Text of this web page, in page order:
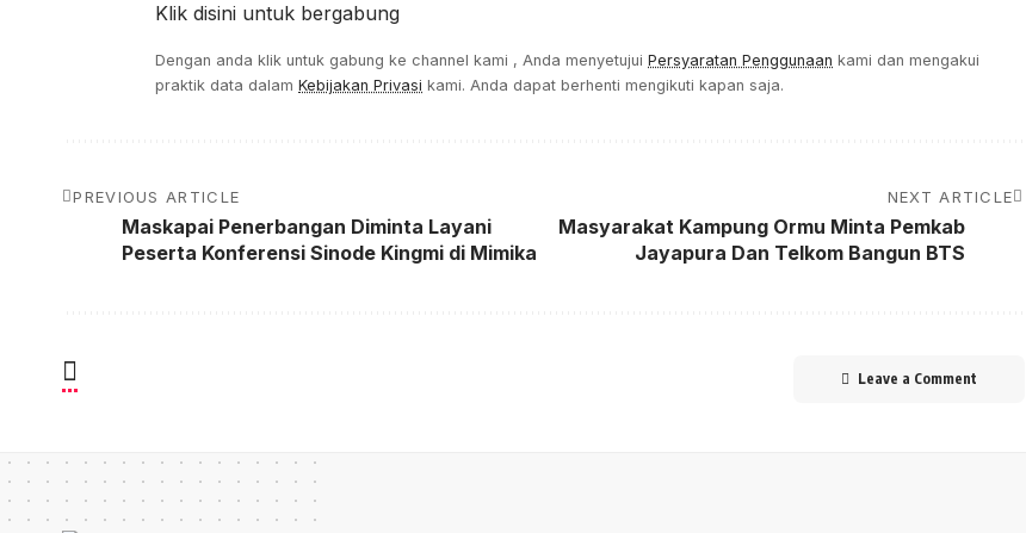
Klik disini untuk bergabung
Dengan anda klik untuk gabung ke channel kami , Anda menyetujui Persyaratan Penggunaan kami dan mengakui
praktik data dalam Kebijakan Privasi kami. Anda dapat berhenti mengikuti kapan saja.
PREVIOUS ARTICLE
Maskapai Penerbangan Diminta Layani
Peserta Konferensi Sinode Kingmi di Mimika
NEXT ARTICLE
Masyarakat Kampung Ormu Minta Pemkab
Jayapura Dan Telkom Bangun BTS
Leave a Comment